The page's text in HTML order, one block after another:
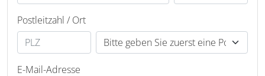
Postleitzahl / Ort
E-Mail-Adresse